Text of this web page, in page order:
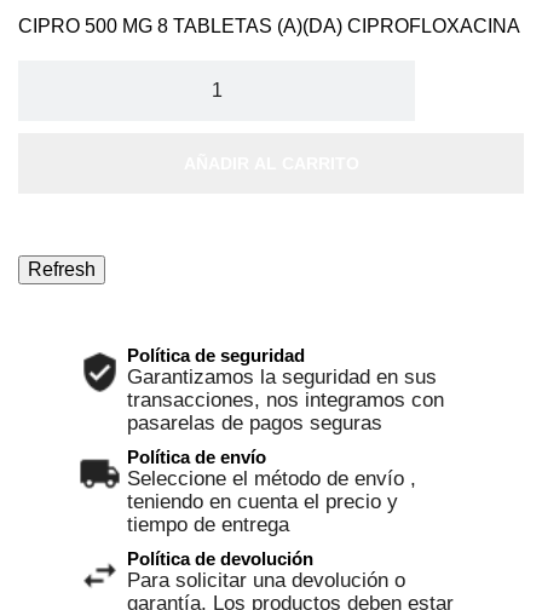
CIPRO 500 MG 8 TABLETAS (A)(DA) CIPROFLOXACINA
Política de seguridad
Garantizamos la seguridad en sus
transacciones, nos integramos con
pasarelas de pagos seguras
Política de envío
Seleccione el método de envío ,
teniendo en cuenta el precio y
tiempo de entrega
Política de devolución
Para solicitar una devolución o
garantía, Los productos deben estar